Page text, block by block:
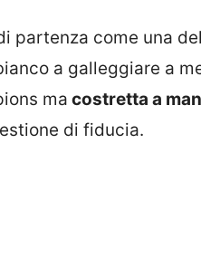
partenza come una
a galleggiare a
ma costretta a
di fiducia.